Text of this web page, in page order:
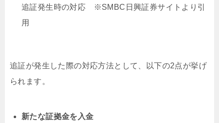
追証発生時の対応 ※SMBC日興証券サイトより引
用
追証が発生した際の対応方法として、以下の2点が挙げ
られます。
新たな証拠金を入金